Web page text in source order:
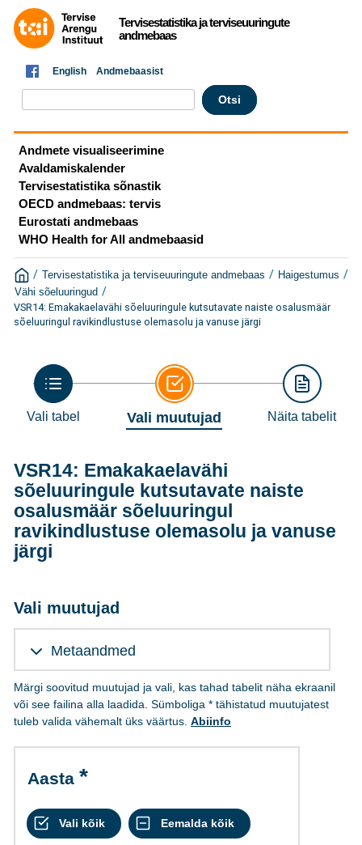
Tervisestatistika ja terviseuuringute
andmebaas
English Andmebaasist
Andmete visualiseerimine
Avaldamiskalender
Tervisestatistika sõnastik
OECD andmebaas: tervis
Eurostati andmebaas
WHO Health for All andmebaasid
/ Tervisestatistika ja terviseuuringute andmebaas / Haigestumus /
Vähi sõeluuringud /
VSR14: Emakakaelavähi sõeluuringule kutsutavate naiste osalusmäär
sõeluuringul ravikindlustuse olemasolu ja vanuse järgi
Vali tabel Vali muutujad Näita tabelit
VSR14: Emakakaelavähi
sõeluuringule kutsutavate naiste
osalusmäär sõeluuringul
ravikindlustuse olemasolu ja vanuse
järgi
Vali muutujad
Metaandmed
Märgi soovitud muutujad ja vali, kas tahad tabelit näha ekraanil
või see failina alla laadida. Sümboliga * tähistatud muutujatest
tuleb valida vähemalt üks väärtus. Abiinfo
Aasta